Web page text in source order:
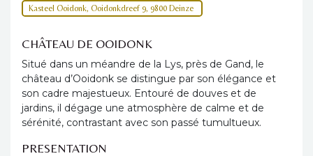
Kasteel Ooidonk, Ooidonkdreef 9, 9800 Deinze
CHÂTEAU DE OOIDONK
Situé dans un méandre de la Lys, près de Gand, le
château d’Ooidonk se distingue par son élégance et
son cadre majestueux. Entouré de douves et de
jardins, il dégage une atmosphère de calme et de
sérénité, contrastant avec son passé tumultueux.
PRESENTATION